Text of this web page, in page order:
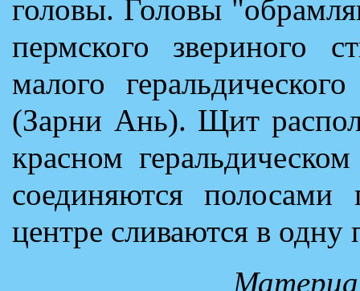
головы. Головы
пермского звериного
малого
(Зарни Ань). Щит
красном
соединяются полосами
центре сливаются в одну